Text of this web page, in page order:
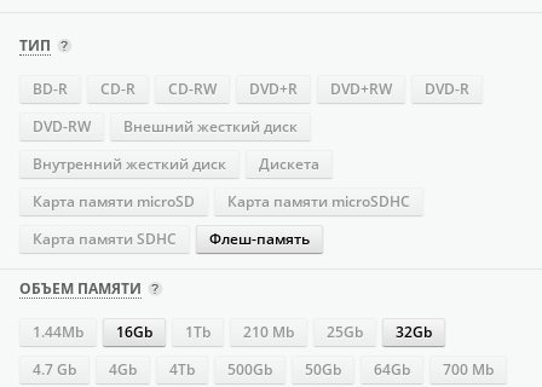
ТИП
BD-R CD-R CD-RW DVD+R DVD+RW
DVD-R
DVD-RW
Внешний жесткий диск
Внутренний жесткий диск
Дискета
Карта памяти microSD
Карта памяти microSDHC
Карта памяти SDHC
Флеш-память
ОБЪЕМ ПАМЯТИ
1.44Mb 16Gb 1Tb 210 Mb 25Gb
32Gb
4.7 Gb
4Gb 4Tb 500Gb 50Gb 64Gb
700 Mb